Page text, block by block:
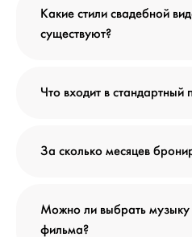
Какие стили свадебной
существуют?
Что входит в стандартный
За сколько месяцев
Можно ли выбрать музыку
фильма?